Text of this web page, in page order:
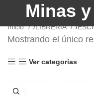
Minas
Inicio LIBRERÍA
Mostrando el único
Ver categorias